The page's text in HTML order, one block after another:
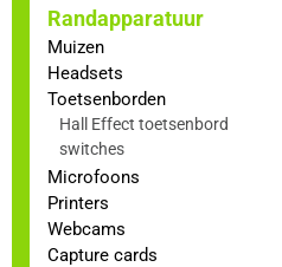
Randapparatuur
Muizen
Headsets
Toetsenborden
Hall Effect toetsenbord
switches
Microfoons
Printers
Webcams
Capture cards